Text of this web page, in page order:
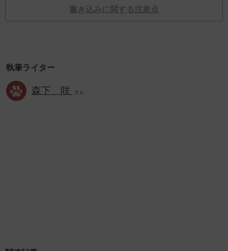
書き込みに関する注意点
執筆ライター
森下 咲 さん